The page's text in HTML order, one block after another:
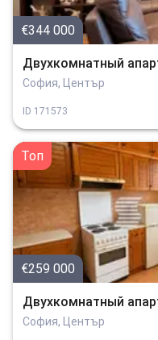
€344 000
Двухкомнатный
София, Център
ID 171573
Топ
€259 000
Двухкомнатный
София, Център